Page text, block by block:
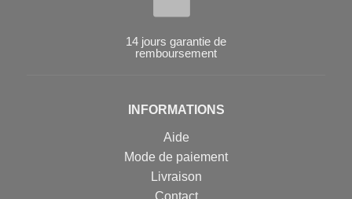
14 jours garantie de
remboursement
INFORMATIONS
Aide
Mode de paiement
Livraison
Contact